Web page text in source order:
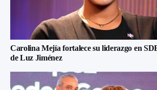
Carolina Mejía fortalece su liderazgo en
de Luz Jiménez